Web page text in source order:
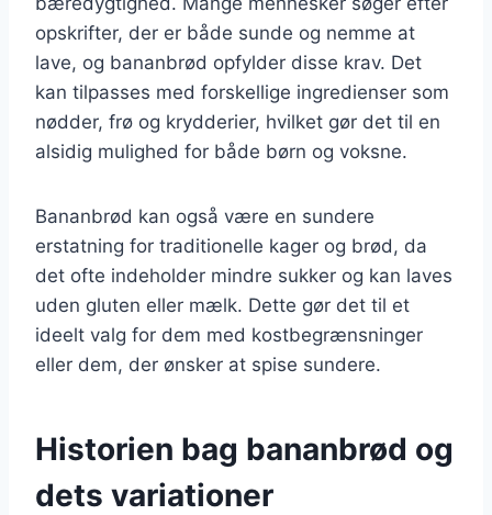
opskrifter, der er både sunde og nemme at
lave, og bananbrød opfylder disse krav. Det
kan tilpasses med forskellige ingredienser som
nødder, frø og krydderier, hvilket gør det til en
alsidig mulighed for både børn og voksne.
Bananbrød kan også være en sundere
erstatning for traditionelle kager og brød, da
det ofte indeholder mindre sukker og kan laves
uden gluten eller mælk. Dette gør det til et
ideelt valg for dem med kostbegrænsninger
eller dem, der ønsker at spise sundere.
Historien bag bananbrød og
dets variationer